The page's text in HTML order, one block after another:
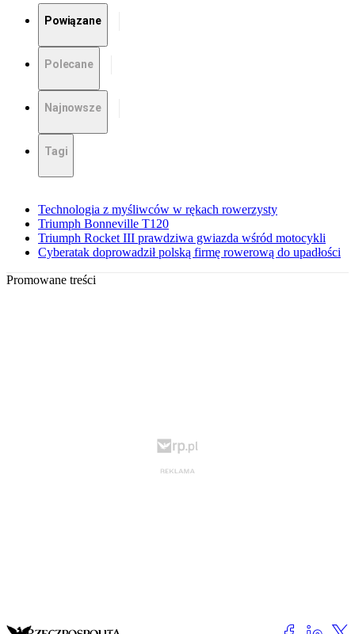
Powiązane
Polecane
Najnowsze
Tagi
Technologia z myśliwców w rękach rowerzysty
Triumph Bonneville T120
Triumph Rocket III prawdziwa gwiazda wśród motocykli
Cyberatak doprowadził polską firmę rowerową do upadłości
Promowane treści